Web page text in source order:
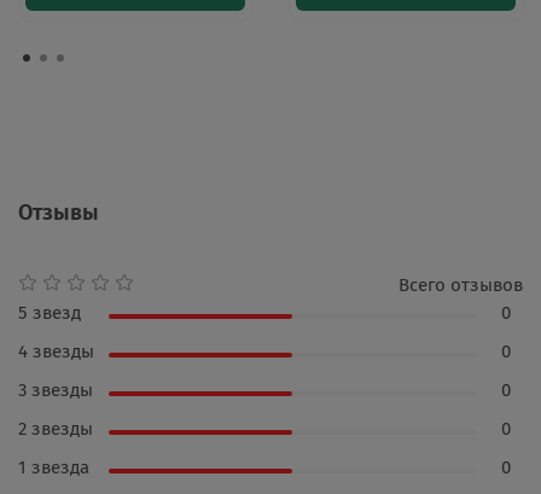
Отзывы
Всего отзывов
5 звезд
0
4 звезды
0
3 звезды
0
2 звезды
0
1 звезда
0